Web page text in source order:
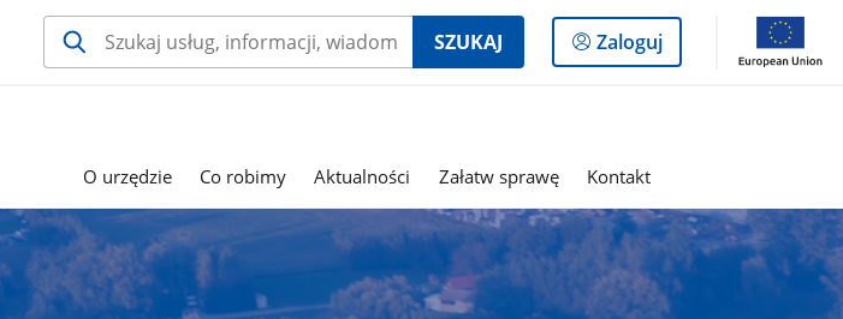
SZUKAJ
Logowanie
do
Zaloguj
O urzędzie Co robimy Aktualności Załatw sprawę Kontakt